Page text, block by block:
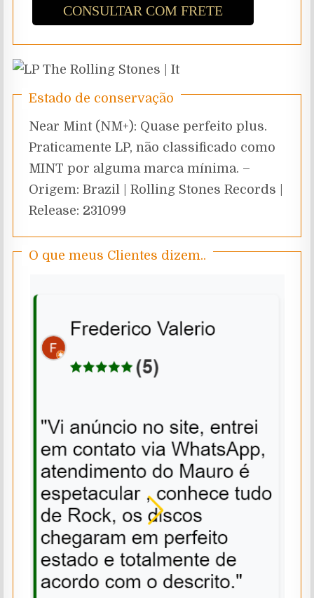
CONSULTAR COM FRETE
Estado de conservação
Near Mint (NM+): Quase perfeito plus.
Praticamente LP, não classificado como
MINT por alguma marca mínima. –
Origem: Brazil | Rolling Stones Records |
Release: 231099
O que meus Clientes dizem..